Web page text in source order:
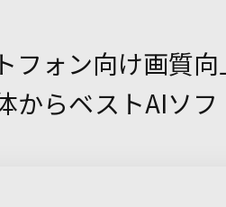
フォン向け画質
からベストAIソ